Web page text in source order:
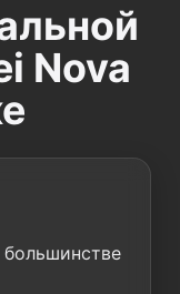
Nova